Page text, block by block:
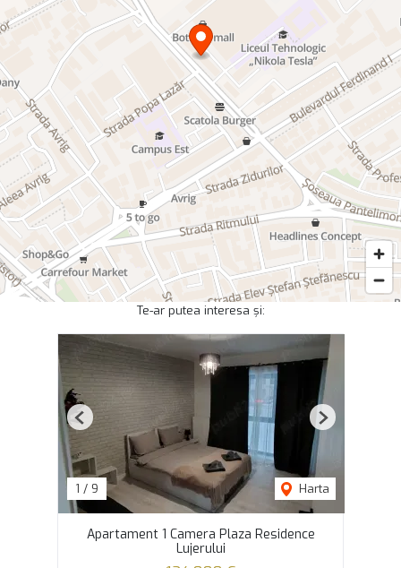
Te-ar putea interesa și:
1 / 9 Harta
Previous Next
Apartament 1 Camera Plaza Residence
Lujerului